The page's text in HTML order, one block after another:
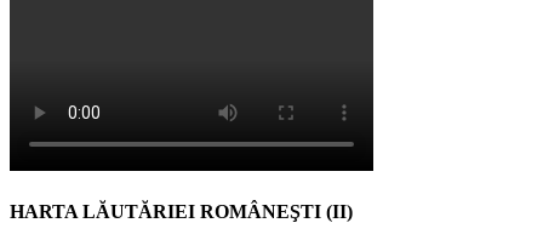
HARTA LĂUTĂRIEI ROMÂNEŞTI (II)